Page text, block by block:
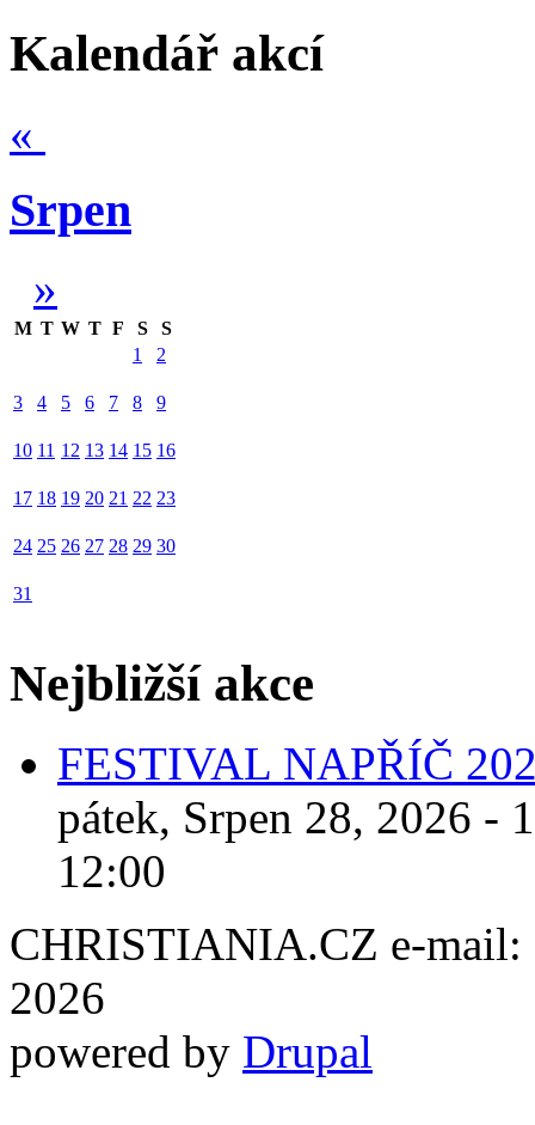
Kalendář akcí
«
Srpen
»
M T W T F S
S
1
2
3 4 5 6 7 8 9
10 11 12 13 14 15 16
17 18 19 20 21 22 23
24 25 26 27 28 29 30
31
Nejbližší akce
FESTIVAL NAPŘÍČ
pátek, Srpen 28, 2026 -
12:00
CHRISTIANIA.CZ e-mail:
2026
powered by Drupal